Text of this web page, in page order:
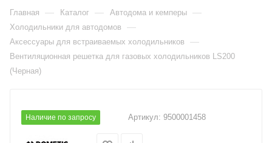
Главная — Каталог — Автодома и кемперы —
Холодильники для автодомов —
Аксессуары для встраиваемых холодильников —
Вентиляционная решетка для газовых холодильников LS200
(Черная)
Наличие по запросу Артикул: 9500001458